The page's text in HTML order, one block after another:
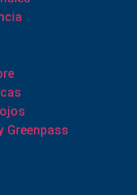
Greenpass